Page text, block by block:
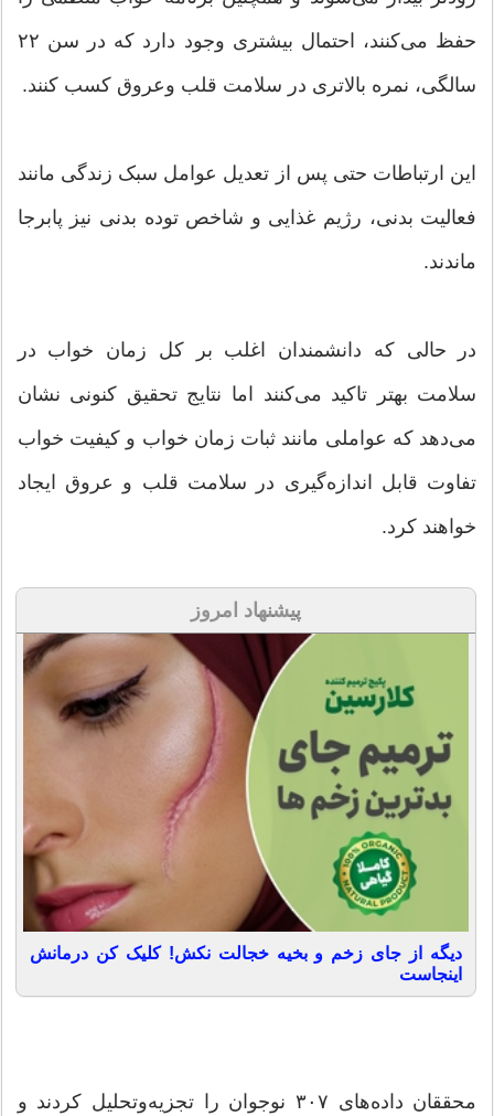
حفظ می‌کنند، احتمال بیشتری وجود دارد که در سن ۲۲
سالگی، نمره بالاتری در سلامت قلب وعروق کسب کنند.
این ارتباطات حتی پس از تعدیل عوامل سبک زندگی مانند
فعالیت بدنی، رژیم غذایی و شاخص توده بدنی نیز پابرجا
ماندند.
در حالی که دانشمندان اغلب بر کل زمان خواب در
سلامت بهتر تاکید می‌کنند اما نتایج تحقیق کنونی نشان
می‌دهد که عواملی مانند ثبات زمان خواب و کیفیت خواب
تفاوت قابل اندازه‌گیری در سلامت قلب و عروق ایجاد
خواهند کرد.
پیشنهاد امروز
دیگه از جای زخم و بخیه خجالت نکش! کلیک کن درمانش
اینجاست
محققان داده‌های ۳۰۷ نوجوان را تجزیه‌وتحلیل کردند و